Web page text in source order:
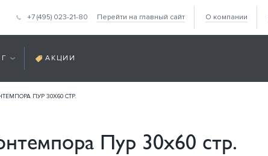
+7 (495) 023-21-80 Перейти на главный сайт О компании
АКЦИИ
ПУР 30Х60 СТР.
Пур 30х60 стр.